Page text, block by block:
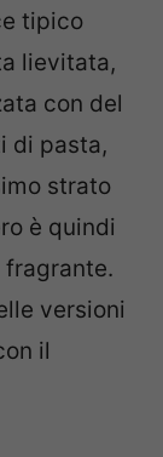
tipico
lievitata,
con del
di pasta,
strato
è quindi
versioni
il